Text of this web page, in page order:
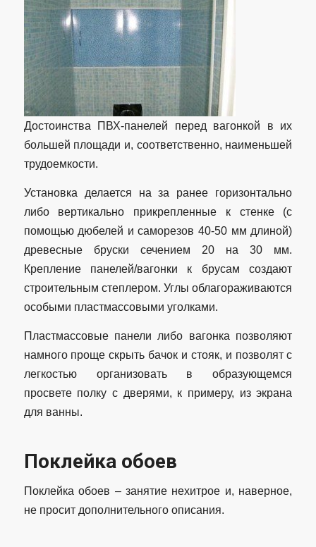
Достоинства ПВХ-панелей перед вагонкой в их
большей площади и, соответственно, наименьшей
трудоемкости.
Установка делается на за ранее горизонтально
либо вертикально прикрепленные к стенке (с
помощью дюбелей и саморезов 40-50 мм длиной)
древесные бруски сечением 20 на 30 мм.
Крепление панелей/вагонки к брусам создают
строительным степлером. Углы облагораживаются
особыми пластмассовыми уголками.
Пластмассовые панели либо вагонка позволяют
намного проще скрыть бачок и стояк, и позволят с
легкостью организовать в образующемся
просвете полку с дверями, к примеру, из экрана
для ванны.
Поклейка обоев
Поклейка обоев – занятие нехитрое и, наверное,
не просит дополнительного описания.